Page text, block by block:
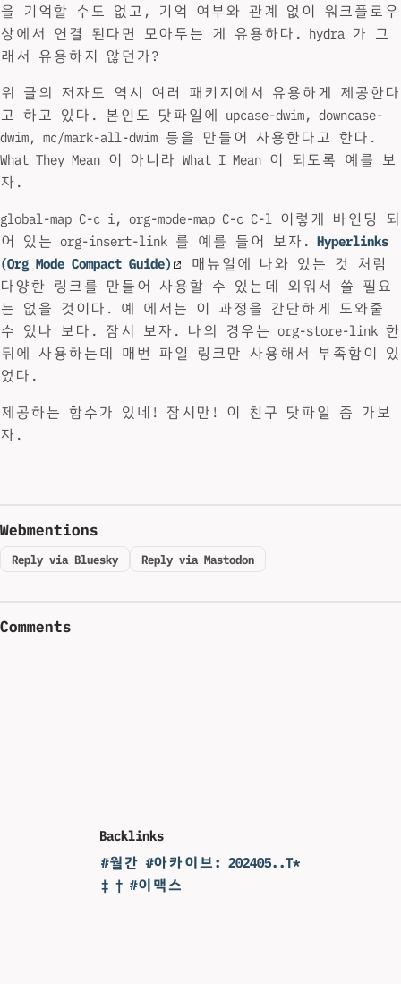
을 기억할 수도 없고, 기억 여부와 관계 없이 워크플로우
상에서 연결 된다면 모아두는 게 유용하다. hydra 가 그
래서 유용하지 않던가?
위 글의 저자도 역시 여러 패키지에서 유용하게 제공한다
고 하고 있다. 본인도 닷파일에 upcase-dwim, downcase-
dwim, mc/mark-all-dwim 등을 만들어 사용한다고 한다.
What They Mean 이 아니라 What I Mean 이 되도록 예를 보
자.
global-map C-c i, org-mode-map C-c C-l 이렇게 바인딩 되
어 있는 org-insert-link 를 예를 들어 보자. Hyperlinks
(Org Mode Compact Guide)
매뉴얼에 나와 있는 것 처럼
다양한 링크를 만들어 사용할 수 있는데 외워서 쓸 필요
는 없을 것이다. 예 에서는 이 과정을 간단하게 도와줄
수 있나 보다. 잠시 보자. 나의 경우는 org-store-link 한
뒤에 사용하는데 매번 파일 링크만 사용해서 부족함이 있
었다.
제공하는 함수가 있네! 잠시만! 이 친구 닷파일 좀 가보
자.
Webmentions
Reply via Bluesky Reply via Mastodon
Comments
Backlinks
#월간 #아카이브: 202405..T*
‡ † #이맥스